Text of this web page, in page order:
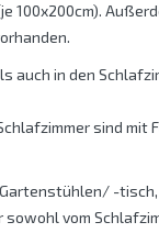
100x200cm).
auch in den
sind mit
-
sowohl vom